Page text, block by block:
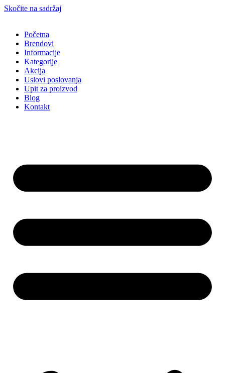
Skočite na sadržaj
Početna
Brendovi
Informacije
Kategorije
Akcija
Uslovi poslovanja
Upit za proizvod
Blog
Kontakt